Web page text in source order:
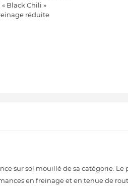
Black Chili »
réduite
sur sol mouillé de sa catégorie. Le
en freinage et en tenue de